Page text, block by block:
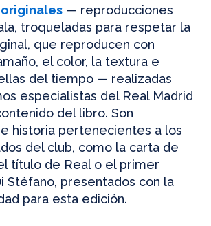
— reproducciones
troqueladas para respetar la
que reproducen con
el color, la textura e
del tiempo — realizadas
especialistas del Real Madrid
del libro. Son
historia pertenecientes a los
del club, como la carta de
título de Real o el primer
Stéfano, presentados con la
para esta edición.